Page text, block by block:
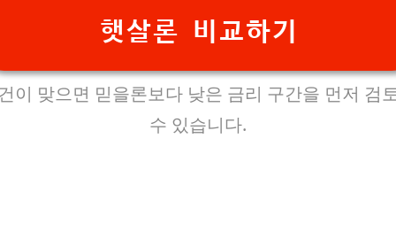
햇살론 비교하기
이 맞으면 믿을론보다 낮은 금리 구간을 먼저 검
수 있습니다.